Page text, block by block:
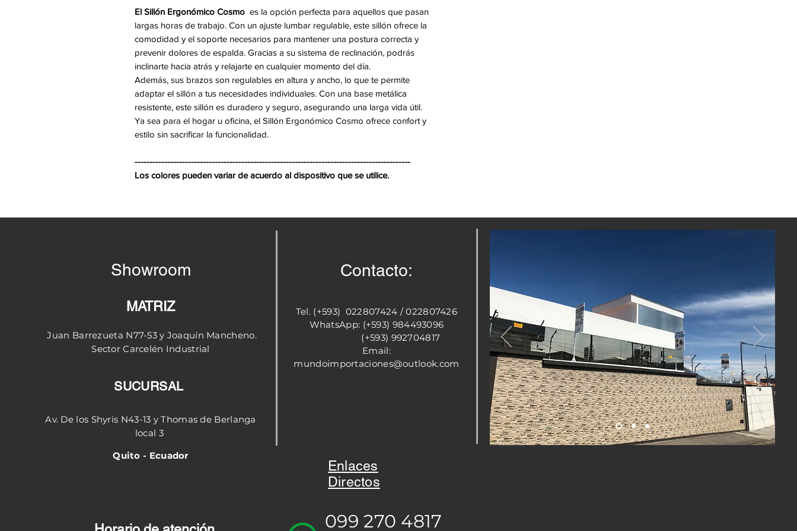
El Sillón Ergonómico Cosmo es la opción perfecta para aquellos que pasan
largas horas de trabajo. Con un ajuste lumbar regulable, este sillón ofrece la
comodidad y el soporte necesarios para mantener una postura correcta y
prevenir dolores de espalda. Gracias a su sistema de reclinación, podrás
inclinarte hacia atrás y relajarte en cualquier momento del día.
Además, sus brazos son regulables en altura y ancho, lo que te permite
adaptar el sillón a tus necesidades individuales. Con una base metálica
resistente, este sillón es duradero y seguro, asegurando una larga vida útil.
Ya sea para el hogar u oficina, el Sillón Ergonómico Cosmo ofrece confort y
estilo sin sacrificar la funcionalidad.
---------------------------------------------------------------------------------------------
Los colores pueden variar de acuerdo al dispositivo que se utilice.
Showroom
MATRIZ
Juan Barrezueta N77-53 y Joaquín Mancheno.
SectorCarcelén Industrial
SUCURSAL
Av. De los Shyris N43-13 y Thomas de Berlanga
local 3
Quito - Ecuador
Contacto:
Tel. (+593) 022807424 / 022807426
WhatsApp: (+593) 984493096
(+593) 992704817
Email:
mundoimportaciones@outlook.com
Enlaces
Directos
099 270 4817